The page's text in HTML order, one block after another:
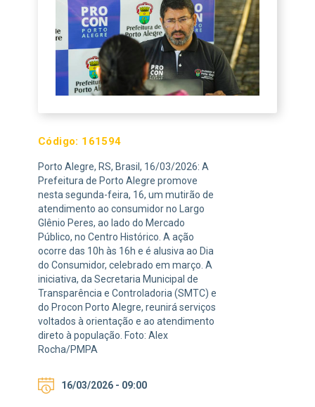
Código: 161594
Porto Alegre, RS, Brasil, 16/03/2026: A
Prefeitura de Porto Alegre promove
nesta segunda-feira, 16, um mutirão de
atendimento ao consumidor no Largo
Glênio Peres, ao lado do Mercado
Público, no Centro Histórico. A ação
ocorre das 10h às 16h e é alusiva ao Dia
do Consumidor, celebrado em março. A
iniciativa, da Secretaria Municipal de
Transparência e Controladoria (SMTC) e
do Procon Porto Alegre, reunirá serviços
voltados à orientação e ao atendimento
direto à população. Foto: Alex
Rocha/PMPA
16/03/2026 - 09:00